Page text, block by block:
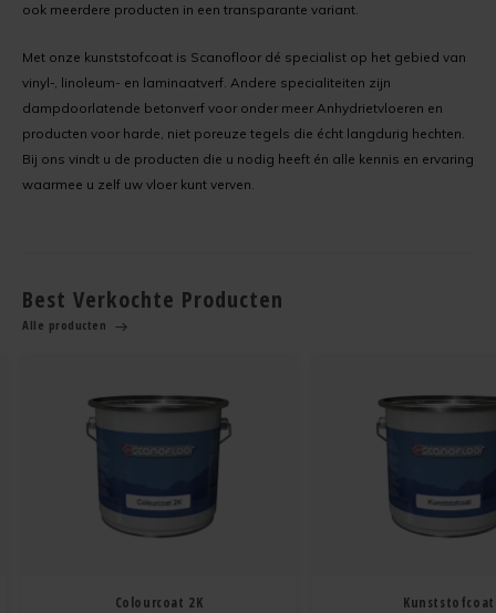
ook meerdere producten in een transparante variant.
Met onze kunststofcoat is Scanofloor dé specialist op het gebied van
vinyl-, linoleum- en laminaatverf. Andere specialiteiten zijn
dampdoorlatende betonverf voor onder meer Anhydrietvloeren en
producten voor harde, niet poreuze tegels die écht langdurig hechten.
Bij ons vindt u de producten die u nodig heeft én alle kennis en ervaring
waarmee u zelf uw vloer kunt verven.
Best Verkochte Producten
Alle producten
Colourcoat 2K Kunststofcoat